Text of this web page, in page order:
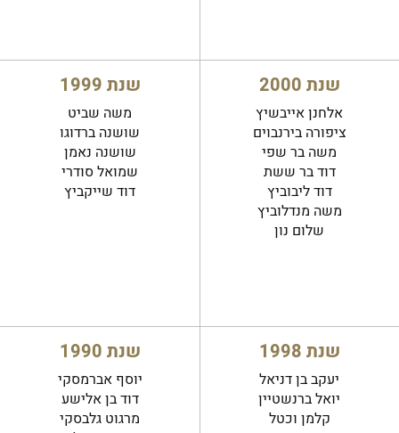
שנת 2000
אלחנן אייבשיץ
ציפורה בירנבוים
משה בר שפי
דוד בר ששת
דוד ליבוביץ
משה מנדלוביץ
שלום נון
שנת 1999
משה שביט
שושנה ברדוגו
שושנה נאמן
שמואל סודרי
דוד שייקביץ
שנת 1998
יעקב בן דניאל
יואל ברנשטיין
קלמן וכטל
שנת 1990
יוסף אברמסקי
דוד בן אלישע
מרגוט גלבסקי